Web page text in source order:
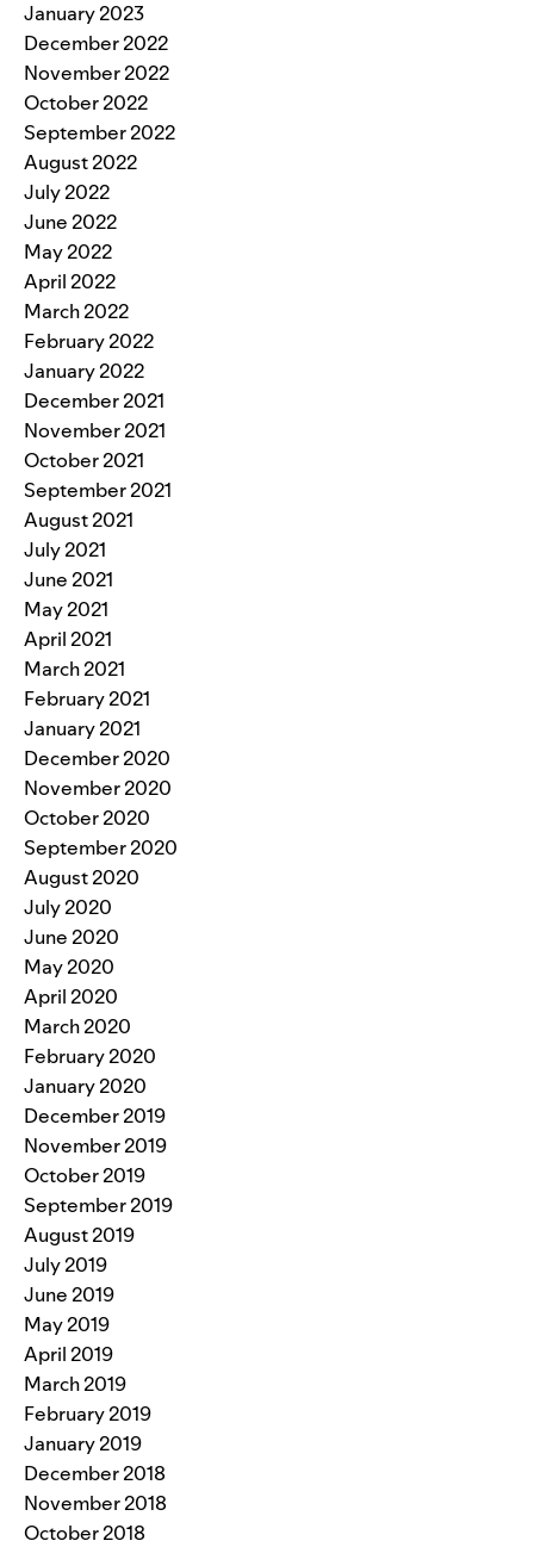
January 2023
December 2022
November 2022
October 2022
September 2022
August 2022
July 2022
June 2022
May 2022
April 2022
March 2022
February 2022
January 2022
December 2021
November 2021
October 2021
September 2021
August 2021
July 2021
June 2021
May 2021
April 2021
March 2021
February 2021
January 2021
December 2020
November 2020
October 2020
September 2020
August 2020
July 2020
June 2020
May 2020
April 2020
March 2020
February 2020
January 2020
December 2019
November 2019
October 2019
September 2019
August 2019
July 2019
June 2019
May 2019
April 2019
March 2019
February 2019
January 2019
December 2018
November 2018
October 2018